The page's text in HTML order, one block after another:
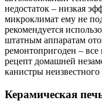
недостаток – низкая
микроклимат ему не
рекомендуется
штатным аппаратам
ремонтопригоден –
рецепт домашней
канистры неизвестного
Керамическая